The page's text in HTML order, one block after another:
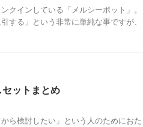
クインしている「メルシーポット」。
する」という非常に単純な事ですが、
ットまとめ
ら検討したい」という人のためにおた